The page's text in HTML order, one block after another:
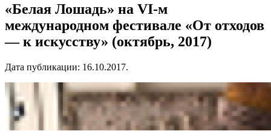
«Белая Лошадь» на VI-м
международном фестивале «От отходов
— к искусству» (октябрь, 2017)
Дата публикации: 16.10.2017.